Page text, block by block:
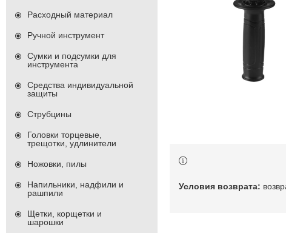
Расходный материал
Ручной инструмент
Сумки и подсумки для
инструмента
Средства индивидуальной
защиты
Струбцины
Головки торцевые,
трещотки, удлинители
Ножовки, пилы
Напильники, надфили и
рашпили
Щетки, корщетки и
шарошки